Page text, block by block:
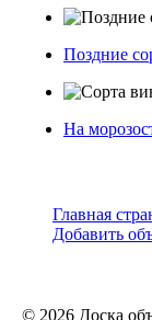
Поздние
На
Главная
Добавить
© 2026 Доска